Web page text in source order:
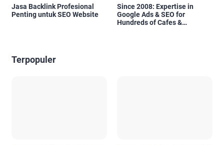
Jasa Backlink Profesional
Penting untuk SEO Website
Since 2008: Expertise in
Google Ads & SEO for
Hundreds of Cafes &
Terpopuler